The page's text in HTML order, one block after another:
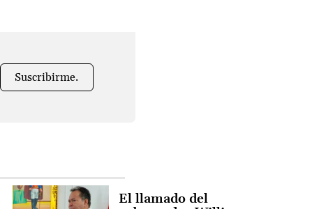
Suscribirme.
El llamado del